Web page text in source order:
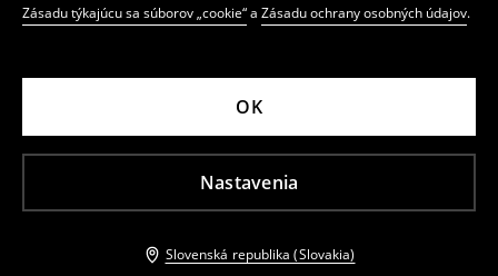
Zásadu týkajúcu sa súborov „cookie“a Zásadu ochrany osobných údajov.
Nastavenia
OK
Slovenská republika (Slovakia)